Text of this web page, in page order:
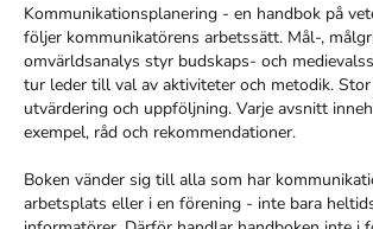
Kommunikationsplanering - en handbok på
följer kommunikatörens arbetssätt. Mål-,
omvärldsanalys styr budskaps- och
tur leder till val av aktiviteter och metodik.
utvärdering och uppföljning. Varje avsnitt
exempel, råd och rekommendationer.
Boken vänder sig till alla som har
arbetsplats eller i en förening - inte bara